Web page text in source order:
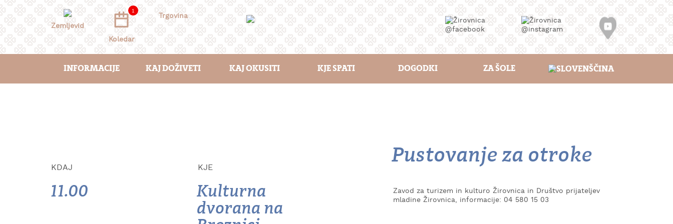
Zemljevid
1
Koledar
Trgovina
INFORMACIJE KAJ DOŽIVETI KAJ OKUSITI KJE SPATI DOGODKI ZA ŠOLE
KDAJ
11.00
KJE
Kulturna
dvorana na
Pustovanje za otroke
Zavod za turizem in kulturo Žirovnica in Društvo prijateljev
mladine Žirovnica, informacije: 04 580 15 03